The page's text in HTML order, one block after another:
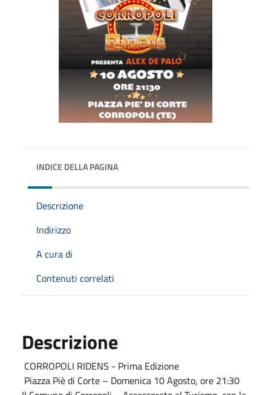
INDICE DELLA PAGINA
Descrizione
Indirizzo
A cura di
Contenuti correlati
Descrizione
CORROPOLI RIDENS - Prima Edizione
Piazza Piè di Corte – Domenica 10 Agosto, ore 21:30